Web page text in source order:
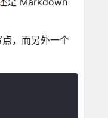
，而另外一个